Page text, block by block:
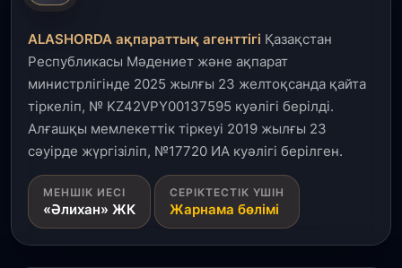
31 шілде, 2026
Ақмола облысындағы кездесуде кәсіпкерлер мен
ұстаздар «Әділет» партиясына өз ұсыныстарын
айтты
31 шілде, 2026
ҚР Президенті Орталық Азия елдеріне
ұзақмерзімді ынтымақтастық жоспарын әзірлеуді
ұсынды
ALASHORDA ақпараттық агенттігі Қазақстан
Республикасы Мәдениет және ақпарат
министрлігінде 2025 жылғы 23 желтоқсанда қайта
тіркеліп, № KZ42VPY00137595 куәлігі берілді.
Алғашқы мемлекеттік тіркеуі 2019 жылғы 23
сәуірде жүргізіліп, №17720 ИА куәлігі берілген.
МЕНШІК ИЕСІ
«Әлихан» ЖК
СЕРІКТЕСТІК ҮШІН
Жарнама бөлімі